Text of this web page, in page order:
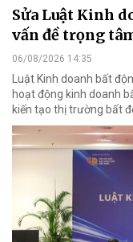
Sửa Luật Kinh
vấn đề trọng
06/08/2026 14:35
Luật Kinh doanh bất
hoạt động kinh doanh
kiến tạo thị trường bất